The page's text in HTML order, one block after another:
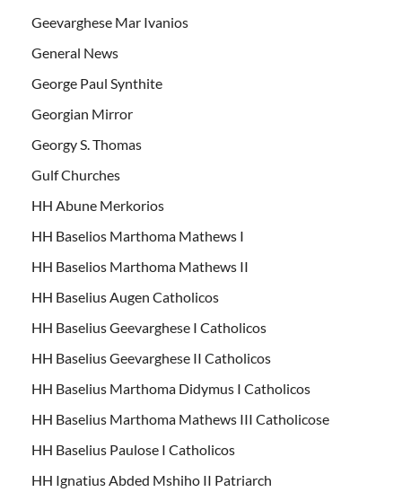
Geevarghese Mar Ivanios
General News
George Paul Synthite
Georgian Mirror
Georgy S. Thomas
Gulf Churches
HH Abune Merkorios
HH Baselios Marthoma Mathews I
HH Baselios Marthoma Mathews II
HH Baselius Augen Catholicos
HH Baselius Geevarghese I Catholicos
HH Baselius Geevarghese II Catholicos
HH Baselius Marthoma Didymus I Catholicos
HH Baselius Marthoma Mathews III Catholicose
HH Baselius Paulose I Catholicos
HH Ignatius Abded Mshiho II Patriarch